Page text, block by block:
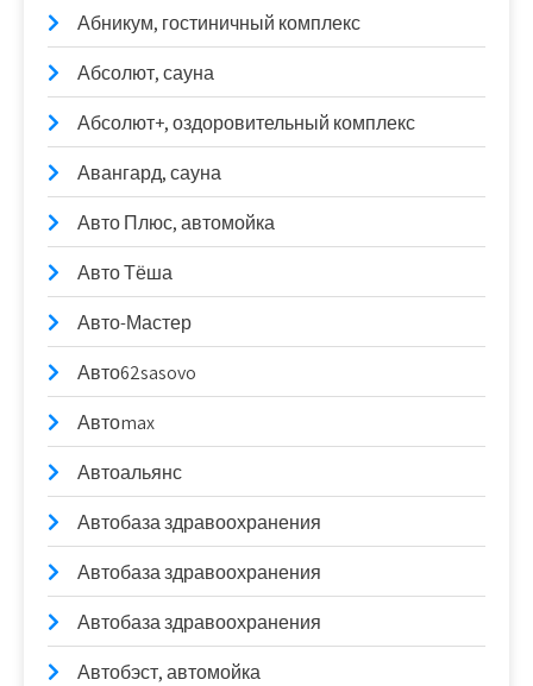
Абникум, гостиничный комплекс
Абсолют, сауна
Абсолют+, оздоровительный комплекс
Авангард, сауна
Авто Плюс, автомойка
Авто Тёша
Авто-Мастер
Авто62sasovo
Автоmax
Автоальянс
Автобаза здравоохранения
Автобаза здравоохранения
Автобаза здравоохранения
Автобэст, автомойка